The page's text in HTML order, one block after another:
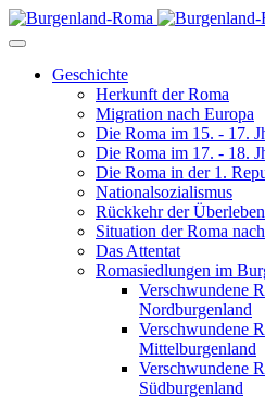
Geschichte
Herkunft der Roma
Migration nach Europa
Die Roma im 15. - 17.
Die Roma im 17. - 18.
Die Roma in der 1.
Nationalsozialismus
Rückkehr der
Situation der Roma
Das Attentat
Romasiedlungen im
Verschwundene
Nordburgenland
Verschwundene
Mittelburgenland
Verschwundene
Südburgenland